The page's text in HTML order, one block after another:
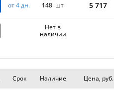
от 4 дн. 148 шт 5 717
Нет в
наличии
Срок Наличие Цена, руб.